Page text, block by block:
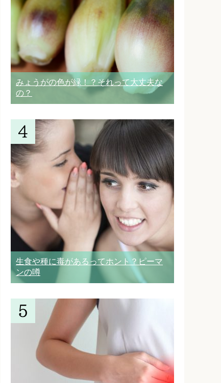
みょうがの色が緑！？それって大丈夫な
の？
生食や種に毒があるってホント？ピーマ
ンの噂